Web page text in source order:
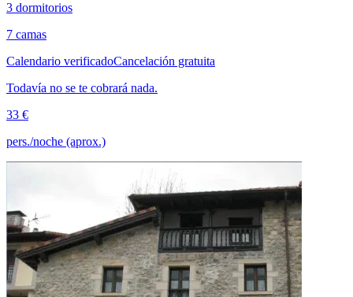
3 dormitorios
7 camas
Calendario verificadoCancelación gratuita
Todavía no se te cobrará nada.
33 €
pers./noche (aprox.)